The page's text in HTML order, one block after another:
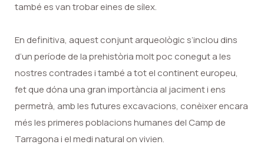
també es van trobar eines de sílex.
En definitiva, aquest conjunt arqueològic s’inclou dins
d’un període de la prehistòria molt poc conegut a les
nostres contrades i també a tot el continent europeu,
fet que dóna una gran importància al jaciment i ens
permetrà, amb les futures excavacions, conèixer encara
més les primeres poblacions humanes del Camp de
Tarragona i el medi natural on vivien.